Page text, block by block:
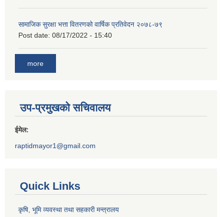
सामाजिक सुरक्षा भत्ता वितरणको वार्षिक प्रतिवेदन २०७८-७९
Post date: 08/17/2022 - 15:40
more
उप-प्रमुखको सचिवालय
ईमेल:
raptidmayor1@gmail.com
Quick Links
कृषि, भूमि व्यवस्था तथा सहकारी मन्त्रालय